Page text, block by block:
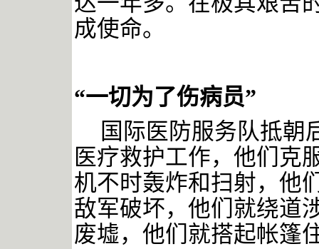
成使命。
“一切为了伤病员”
国际医防服务队抵朝
医疗救护工作，他们克
机不时轰炸和扫射，他
敌军破坏，他们就绕道
废墟，他们就搭起帐篷